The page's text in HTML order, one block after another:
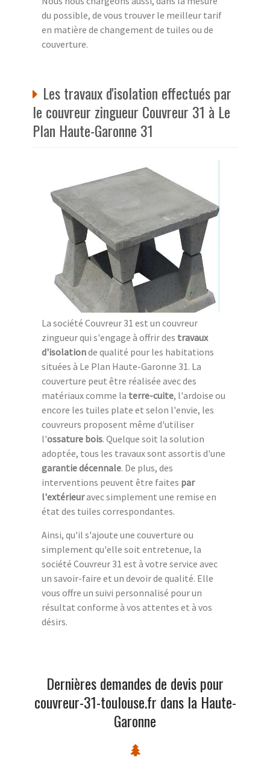
du possible, de vous trouver le meilleur tarif
en matière de changement de tuiles ou de
couverture.
Les travaux d'isolation effectués par
le couvreur zingueur Couvreur 31 à Le
Plan Haute-Garonne 31
La société Couvreur 31 est un couvreur
zingueur qui s'engage à offrir des travaux
d'isolationde qualité pour les habitations
situées à Le Plan Haute-Garonne 31. La
couverture peut être réalisée avec des
matériaux comme la terre-cuite, l'ardoise ou
encore les tuiles plate et selon l'envie, les
couvreurs proposent même d'utiliser
l'ossature bois. Quelque soit la solution
adoptée, tous les travaux sont assortis d'une
garantie décennale. De plus, des
interventions peuvent être faites par
l'extérieuravec simplement une remise en
état des tuiles correspondantes.
Ainsi, qu'il s'ajoute une couverture ou
simplement qu'elle soit entretenue, la
société Couvreur 31 est à votre service avec
un savoir-faire et un devoir de qualité. Elle
vous offre un suivi personnalisé pour un
résultat conforme à vos attentes et à vos
désirs.
Dernières demandes de devis pour
couvreur-31-toulouse.fr dans la Haute-
Garonne